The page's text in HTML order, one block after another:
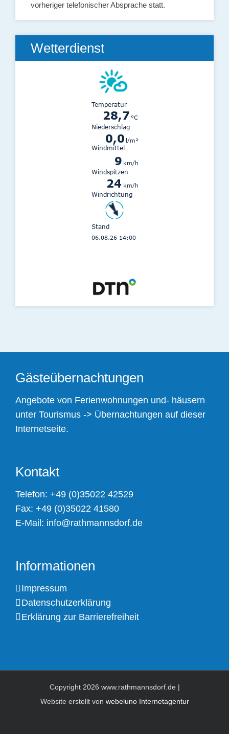
vorheriger telefonischer Absprache statt.
Wetterdienst
Gästeübernachtungen
Angebote von Ferienwohnungen und- häusern
unter Tourismus -> Übernachtungen auf dieser
Internetseite.
Kontakt
Telefon: +49 (0)35022 42529
Fax: +49 (0)35022 41580
E-Mail: info@rathmannsdorf.de
Informationen
Impressum
Datenschutzerklärung
Erklärung zur Barrierefreiheit
Copyright 2026 www.rathmannsdorf.de |
Website erstellt von webeluno Internetagentur